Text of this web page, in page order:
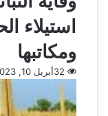
استيلاء
ومكاتبها
أبريل 10, 2023